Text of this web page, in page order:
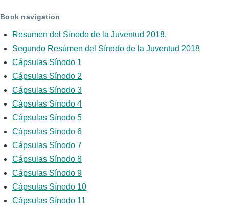
Book navigation
Resumen del Sínodo de la Juventud 2018.
Segundo Resúmen del Sínodo de la Juventud 2018
Cápsulas Sínodo 1
Cápsulas Sínodo 2
Cápsulas Sínodo 3
Cápsulas Sínodo 4
Cápsulas Sínodo 5
Cápsulas Sínodo 6
Cápsulas Sínodo 7
Cápsulas Sínodo 8
Cápsulas Sínodo 9
Cápsulas Sínodo 10
Cápsulas Sínodo 11